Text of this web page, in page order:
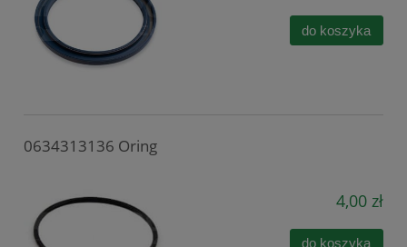
do koszyka
0634313136 Oring
4,00 zł
do koszyka